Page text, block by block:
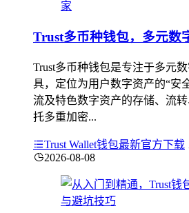
Trust多币种钱包，多元数
Trust多币种钱包是专注于多元
具，定位为用户数字资产的“安
流及特色数字资产的存储、流
托多重加密...
Trust Wallet钱包最新官方下载
2026-08-08